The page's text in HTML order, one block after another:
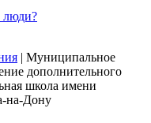
люди?
| Муниципальное
дополнительного
школа имени
на-Дону